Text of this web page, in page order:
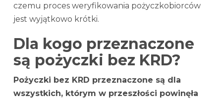
czemu proces weryfikowania pożyczkobiorców
jest wyjątkowo krótki.
Dla kogo przeznaczone
są pożyczki bez KRD?
Pożyczki bez KRD przeznaczone są dla
wszystkich, którym w przeszłości powinęła